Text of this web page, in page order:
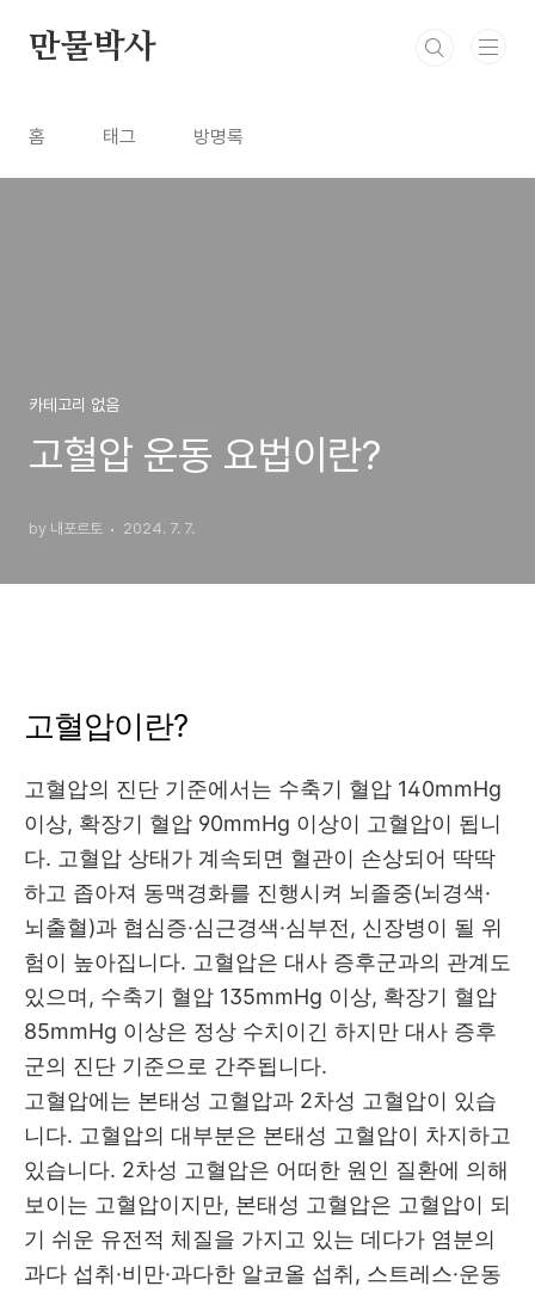
만물박사
홈 태그 방명록
카테고리 없음
고혈압 운동 요법이란?
by 내포르토 2024. 7. 7.
고혈압이란?
고혈압의 진단 기준에서는 수축기 혈압 140mmHg
이상, 확장기 혈압 90mmHg 이상이 고혈압이 됩니
다. 고혈압 상태가 계속되면 혈관이 손상되어 딱딱
하고 좁아져 동맥경화를 진행시켜 뇌졸중(뇌경색·
뇌출혈)과 협심증·심근경색·심부전, 신장병이 될 위
험이 높아집니다. 고혈압은 대사 증후군과의 관계도
있으며, 수축기 혈압 135mmHg 이상, 확장기 혈압
85mmHg 이상은 정상 수치이긴 하지만 대사 증후
군의 진단 기준으로 간주됩니다.
고혈압에는 본태성 고혈압과 2차성 고혈압이 있습
니다. 고혈압의 대부분은 본태성 고혈압이 차지하고
있습니다. 2차성 고혈압은 어떠한 원인 질환에 의해
보이는 고혈압이지만, 본태성 고혈압은 고혈압이 되
기 쉬운 유전적 체질을 가지고 있는 데다가 염분의
과다 섭취·비만·과다한 알코올 섭취, 스트레스·운동